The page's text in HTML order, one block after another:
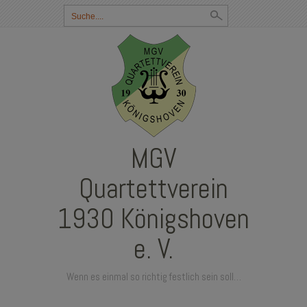
Suchbegriff
eingeben:
MGV
Quartettverein
1930 Königshoven
e. V.
Wenn es einmal so richtig festlich sein soll…